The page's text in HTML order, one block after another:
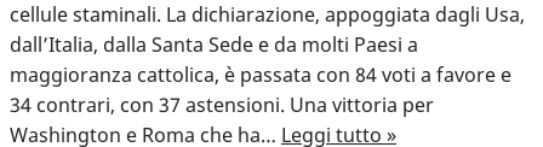
cellule staminali. La dichiarazione, appoggiata dagli Usa,
dall’Italia, dalla Santa Sede e da molti Paesi a
maggioranza cattolica, è passata con 84 voti a favore e
34 contrari, con 37 astensioni. Una vittoria per
Washington e Roma che ha… Leggi tutto »